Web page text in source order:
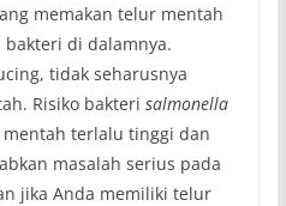
memakan telur mentah
bakteri di dalamnya.
tidak seharusnya
Risiko bakteri salmonella
terlalu tinggi dan
masalah serius pada
jika Anda memiliki telur